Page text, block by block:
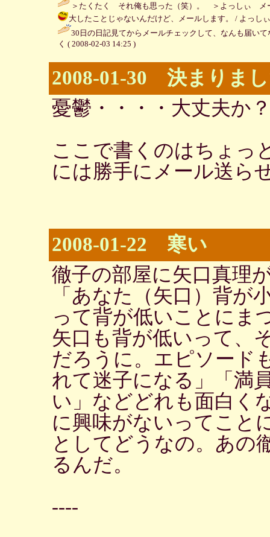
＞たくたく それ俺も思った（笑）。 ＞よっしぃ メ
大したことじゃないんだけど、メールします。 / よっし
30日の日記見てからメールチェックして、なんも届い
く ( 2008-02-03 14:25 )
2008-01-30 決まりま
憂鬱・・・・大丈夫か
ここで書くのはちょっ
には勝手にメール送ら
2008-01-22 寒い
徹子の部屋に矢口真理
「あなた（矢口）背が
って背が低いことにま
矢口も背が低いって、
だろうに。エピソード
れて迷子になる」「満
い」などどれも面白く
に興味がないってこと
としてどうなの。あの
るんだ。
----